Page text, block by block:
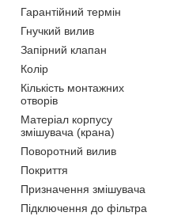
Гарантійний термін
Гнучкий вилив
Запірний клапан
Колір
Кількість монтажних
отворів
Матеріал корпусу
змішувача (крана)
Поворотний вилив
Покриття
Призначення змішувача
Підключення до фільтра